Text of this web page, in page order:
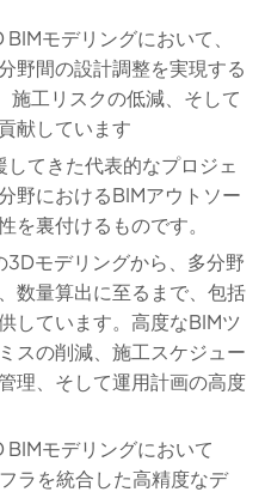
モデリングにおいて、
野間の設計調整を実現する
施工リスクの低減、そして
献しています
てきた代表的なプロジェ
野におけるBIMアウトソー
を裏付けるものです。
3Dモデリングから、多分野
数量算出に至るまで、包括
しています。高度なBIMツ
スの削減、施工スケジュー
理、そして運用計画の高度
モデリングにおいて
ラを統合した高精度なデ